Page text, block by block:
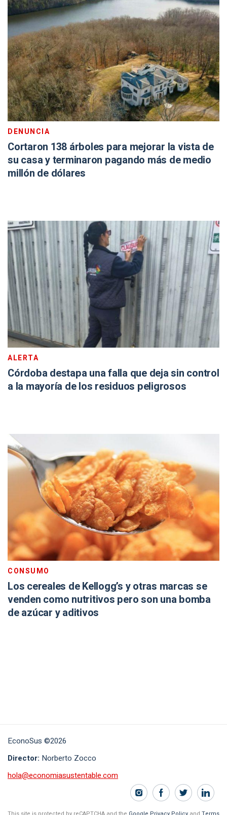
DENUNCIA
Cortaron 138 árboles para mejorar la vista de
su casa y terminaron pagando más de medio
millón de dólares
ALERTA
Córdoba destapa una falla que deja sin control
a la mayoría de los residuos peligrosos
CONSUMO
Los cereales de Kellogg’s y otras marcas se
venden como nutritivos pero son una bomba
de azúcar y aditivos
EconoSus ©2026
Director: Norberto Zocco
hola@economiasustentable.com